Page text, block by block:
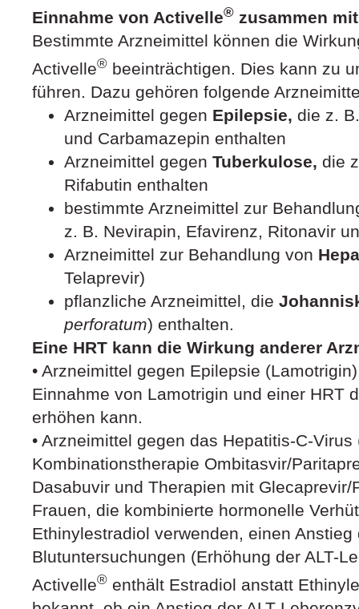
Einnahme von Activelle® zusammen
Bestimmte Arzneimittel können die
Activelle® beeinträchtigen. Dies kann zu
führen. Dazu gehören folgende
Arzneimittel gegen Epilepsie, die z.
und Carbamazepin enthalten
Arzneimittel gegen Tuberkulose, die
Rifabutin enthalten
bestimmte Arzneimittel zur
z. B. Nevirapin, Efavirenz, Ritonavir
Arzneimittel zur Behandlung von
Telaprevir)
pflanzliche Arzneimittel, die
perforatum) enthalten.
Eine HRT kann die Wirkung anderer
• Arzneimittel gegen Epilepsie
Einnahme von Lamotrigin und einer HRT
erhöhen kann.
• Arzneimittel gegen das Hepatitis-C-Virus
Kombinationstherapie Ombitasvir/
Dasabuvir und Therapien mit
Frauen, die kombinierte hormonelle
Ethinylestradiol verwenden, einen Anstieg
Blutuntersuchungen (Erhöhung der ALT-
Activelle® enthält Estradiol anstatt